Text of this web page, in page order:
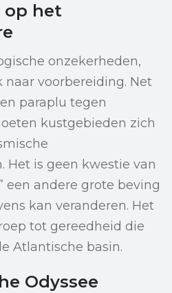
op het
onzekerheden,
voorbereiding. Net
paraplu tegen
kustgebieden zich
Het is geen kwestie van
een andere grote beving
kan veranderen. Het
tot gereedheid die
Atlantische basin.
Odyssee